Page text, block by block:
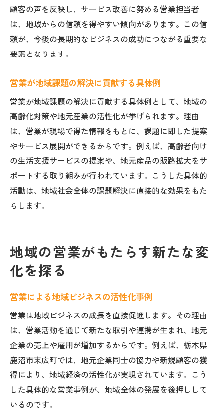
顧客の声を反映し、サービス改善に努める営業担当者
は、地域からの信頼を得やすい傾向があります。この信
頼が、今後の長期的なビジネスの成功につながる重要な
要素となります。
営業が地域課題の解決に貢献する具体例
営業が地域課題の解決に貢献する具体例として、地域の
高齢化対策や地元産業の活性化が挙げられます。理由
は、営業が現場で得た情報をもとに、課題に即した提案
やサービス展開ができるからです。例えば、高齢者向け
の生活支援サービスの提案や、地元産品の販路拡大をサ
ポートする取り組みが行われています。こうした具体的
活動は、地域社会全体の課題解決に直接的な効果をもた
らします。
地域の営業がもたらす新たな変
化を探る
営業による地域ビジネスの活性化事例
営業は地域ビジネスの成長を直接促進します。その理由
は、営業活動を通じて新たな取引や連携が生まれ、地元
企業の売上や雇用が増加するからです。例えば、栃木県
鹿沼市末広町では、地元企業同士の協力や新規顧客の獲
得により、地域経済の活性化が実現されています。こう
した具体的な営業事例が、地域全体の発展を後押しして
いるのです。